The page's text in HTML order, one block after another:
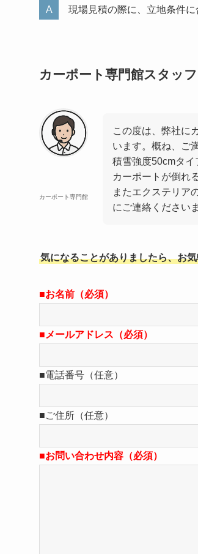
現場見積の際に、立地条件
カーポート専門館スタッ
カーポート専門館
この度は、弊社に
います。概ね、ご
積雪強度50cmタ
カーポートが倒れ
またエクステリア
にご連絡ください
気になることがありましたら、お
■お名前（必須）
■メールアドレス（必須）
■電話番号（任意）
■ご住所（任意）
■お問い合わせ内容（必須）